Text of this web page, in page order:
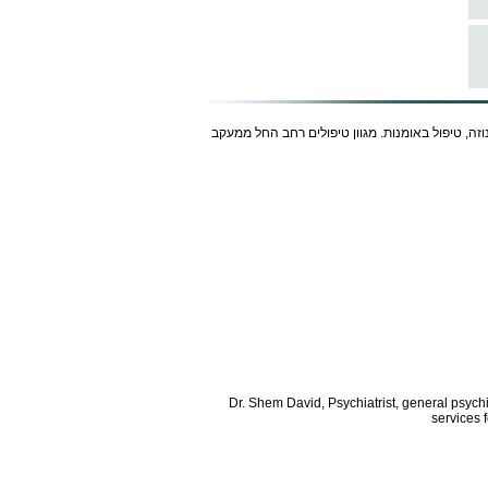
טיפול באומנות. מגוון טיפולים רחב החל ממעקב
Dr. Shem David, Psychiatrist, general
services